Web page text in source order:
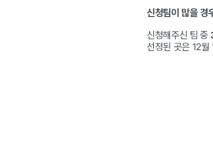
신청팀이 많을 경
신청해주신 팀 중
선정된 곳은 12